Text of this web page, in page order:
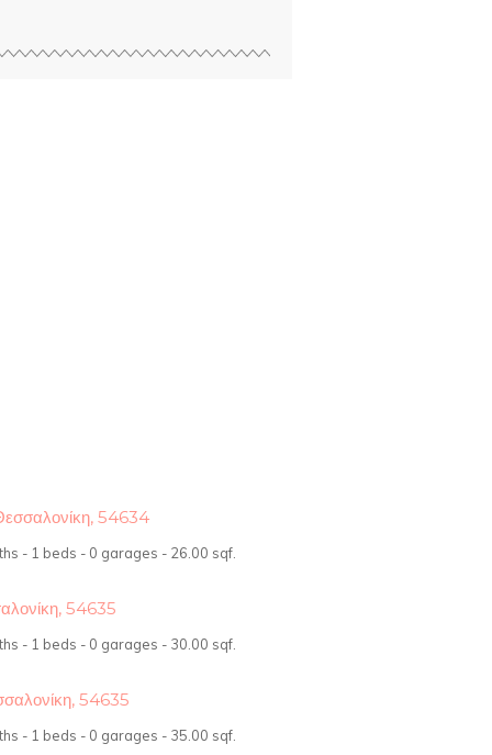
54634
- 1 beds - 0 garages - 26.00 sqf.
54635
- 1 beds - 0 garages - 30.00 sqf.
54635
- 1 beds - 0 garages - 35.00 sqf.